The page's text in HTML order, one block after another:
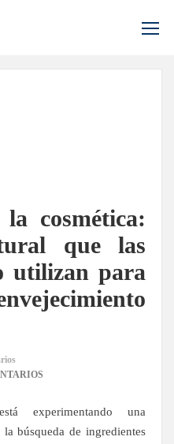
cosmética:
que las
utilizan para
experimentando una
búsqueda de ingredientes